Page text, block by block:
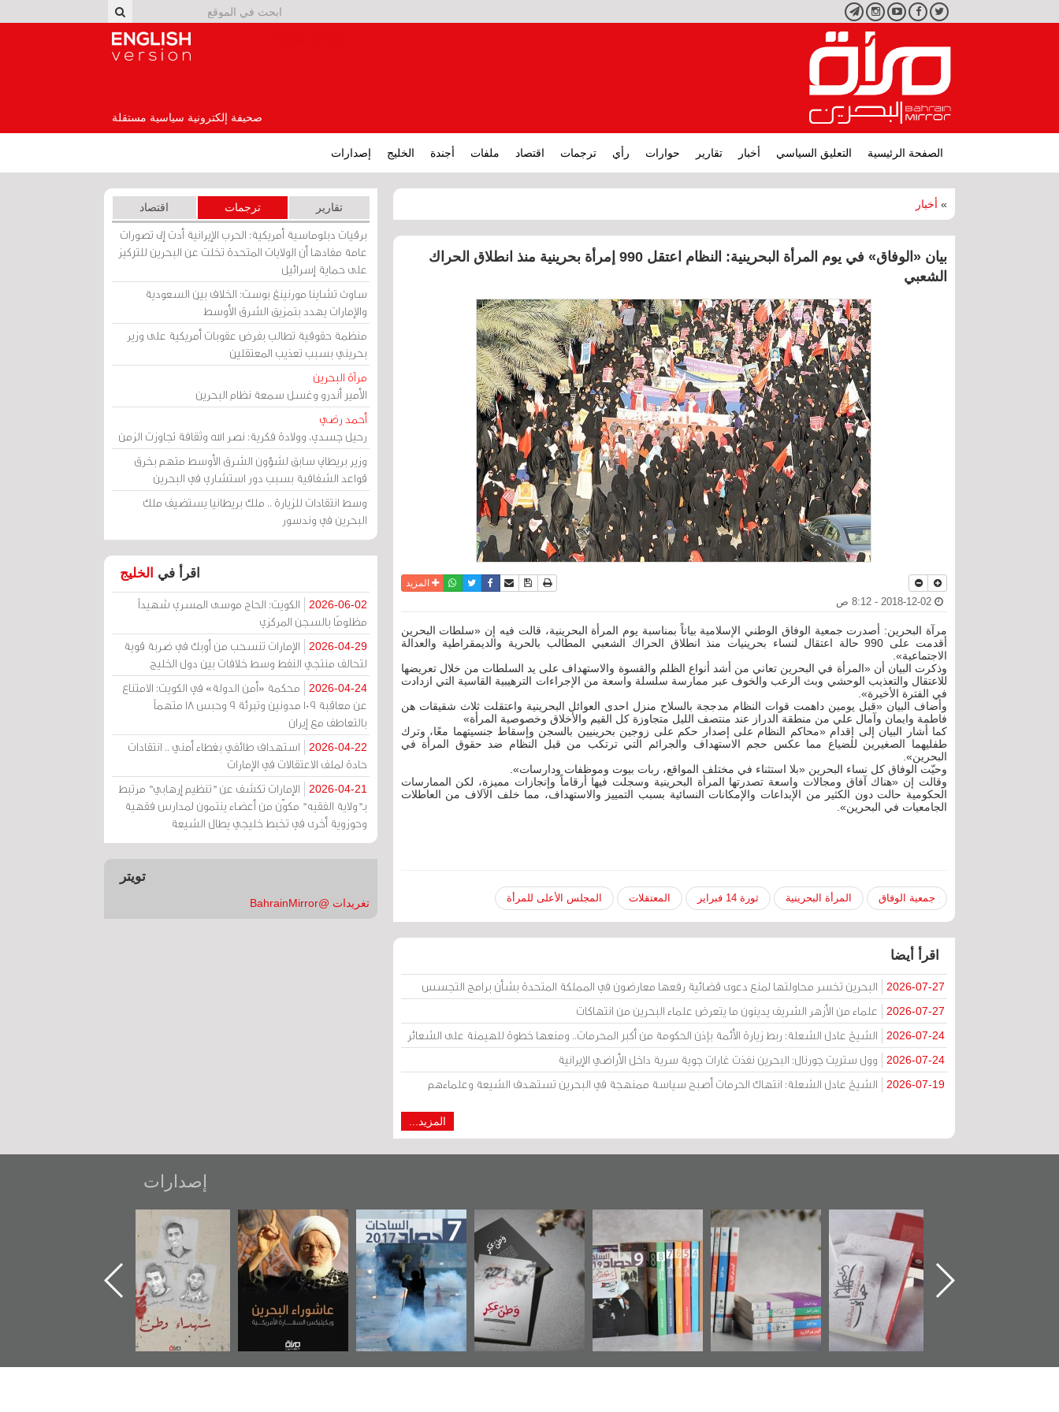
تويتر فيسبوكيوتيوبانستجرامتليجرام
صحيفة إلكترونية سياسية مستقلة
الصفحة الرئيسية التعليق السياسي أخبار تقارير حوارات رأي ترجمات اقتصاد ملفات أجندة الخليج إصدارات
» أخبار
بيان «الوفاق» في يوم المرأة البحرينية: النظام اعتقل 990 إمرأة بحرينية منذ انطلاق الحراك
الشعبي
نسخة للطباعة
حفظ الموضوع
أرسل الى صديق
فيسبوكتويترواتسابالمزيد
مرآة البحرين: أصدرت جمعية الوفاق الوطني الإسلامية بياناً بمناسبة يوم المرأة البحرينية، قالت فيه إن «سلطات البحرين
أقدمت على 990 حالة اعتقال لنساء بحرينيات منذ انطلاق الحراك الشعبي المطالب بالحرية والديمقراطية والعدالة
الاجتماعية».
وذكرت البيان أن «المرأة في البحرين تعاني من أشد أنواع الظلم والقسوة والاستهداف على يد السلطات من خلال تعريضها
للاعتقال والتعذيب الوحشي وبث الرعب والخوف عبر ممارسة سلسلة واسعة من الإجراءات الترهيبية القاسية التي ازدادت
في الفترة الأخيرة».
وأضاف البيان «قبل يومين داهمت قوات النظام مدججة بالسلاح منزل احدى العوائل البحرينية واعتقلت ثلاث شقيقات هن
فاطمة وايمان وآمال علي من منطقة الدراز عند منتصف الليل متجاوزة كل القيم والأخلاق وخصوصية المرأة»
كما أشار البيان إلى إقدام «محاكم النظام على إصدار حكم على زوجين بحرينيين بالسجن وإسقاط جنسيتهما معًا، وترك
طفليهما الصغيرين للضياع مما عكس حجم الاستهداف والجرائم التي ترتكب من قبل النظام ضد حقوق المرأة في
البحرين».
وحيّت الوفاق كل نساء البحرين «بلا استثناء في مختلف المواقع، ربات بيوت وموظفات ودارسات».
وقالت إن «هناك آفاق ومجالات واسعة تصدرتها المرأة البحرينية وسجلت فيها أرقاماً وإنجازات مميزة، لكن الممارسات
الحكومية حالت دون الكثير من الإبداعات والإمكانات النسائية بسبب التمييز والاستهداف، مما خلف الآلاف من العاطلات
الجامعيات في البحرين».
جمعية الوفاق المرأة البحرينية ثورة 14 فبراير المعتقلات المجلس الأعلى للمرأة
اقرأ أيضا
2026-07-27 البحرين تخسر محاولتها لمنع دعوى قضائية رفعها معارضون في المملكة المتحدة بشأن برامج التجسس
2026-07-27 علماء من الأزهر الشريف يدينون ما يتعرض علماء البحرين من انتهاكات
2026-07-24 الشيخ عادل الشعلة: ربط زيارة الأئمة بإذن الحكومة من أكبر المحرمات.. ومنعها خطوة للهيمنة على الشعائر
2026-07-24 وول ستريت جورنال: البحرين نفذت غارات جوية سرية داخل الأراضي الإيرانية
2026-07-19 الشيخ عادل الشعلة: انتهاك الحرمات أصبح سياسة ممنهجة في البحرين تستهدف الشيعة وعلماءهم
المزيد...
تقارير ترجمات اقتصاد
برقيات دبلوماسية أمريكية: الحرب الإيرانية أدت إلى تصورات
عامة مفادها أن الولايات المتحدة تخلت عن البحرين للتركيز
على حماية إسرائيل
ساوث تشاينا مورنينغ بوست: الخلاف بين السعودية
والإمارات يهدد بتمزيق الشرق الأوسط
منظمة حقوقية تطالب بفرض عقوبات أمريكية على وزير
بحريني بسبب تعذيب المعتقلين
مرآة البحرين
الأمير أندرو وغسل سمعة نظام البحرين
أحمد رضي
رحيل جسدي، وولادة فكرية: نصر الله وثقافة تجاوزت الزمن
وزير بريطاني سابق لشؤون الشرق الأوسط متهم بخرق
قواعد الشفافية بسبب دور استشاري في البحرين
وسط انتقادات للزيارة .. ملك بريطانيا يستضيف ملك
البحرين في وندسور
اقرأ في الخليج
2026-06-02
الكويت: الحاج موسى المسري شهيداً
مظلومًا بالسجن المركزي
2026-04-29
الإمارات تنسحب من أوبك في ضربة قوية
لتحالف منتجي النفط وسط خلافات بين دول الخليج
2026-04-24
محكمة «أمن الدولة» في الكويت: الامتناع
عن معاقبة 109 مدونين وتبرئة 9 وحبس 18 متهماً
بالتعاطف مع إيران
2026-04-22
استهداف طائفي بغطاء أمني .. انتقادات
حادة لملف الاعتقالات في الإمارات
2026-04-21
الإمارات تكشف عن "تنظيم إرهابي" مرتبط
بـ"ولاية الفقيه" مكوّن من أعضاء ينتمون لمدارس فقهية
وحوزوية أخرى في تخبط خليجي يطال الشيعة
تويتر
تغريدات @BahrainMirror
إصدارات
السهلاوي في ذكراه
"حماة الباب الأخير":
الإصدار الأول عن
اعتصام الدراز
وأحداث ساحة
الفداء لمركز أوال
للدراسات والتوثيق
تصنيف موضوعي
للوثائق البريطانية
يقدمه «مركز أوال»
في سلسلة من 5
كتب
تصدر حصاد
الساحات 2019
«وطن عكر» رواية
جديدة لمعتقل
عسكري تصدر عن
«مرآة البحرين»
حصاد 2017
عاشوراء البحرين...
ويكيليكس السفارة
الأمريكية
شهداء وطن